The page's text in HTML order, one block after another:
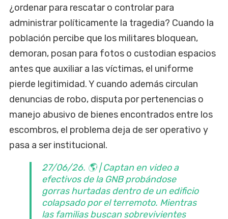
¿ordenar para rescatar o controlar para
administrar políticamente la tragedia? Cuando la
población percibe que los militares bloquean,
demoran, posan para fotos o custodian espacios
antes que auxiliar a las víctimas, el uniforme
pierde legitimidad. Y cuando además circulan
denuncias de robo, disputa por pertenencias o
manejo abusivo de bienes encontrados entre los
escombros, el problema deja de ser operativo y
pasa a ser institucional.
27/06/26. 🌎 | Captan en video a
efectivos de la GNB probándose
gorras hurtadas dentro de un edificio
colapsado por el terremoto. Mientras
las familias buscan sobrevivientes